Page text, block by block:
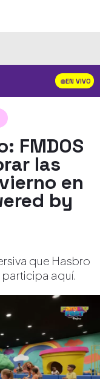
EN VIVO
FMDOS
las
en
by
que Hasbro
participa aquí.